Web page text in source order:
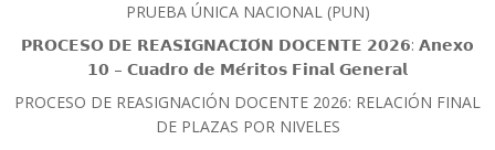
PRUEBA ÚNICA NACIONAL (PUN)
𝗣𝗥𝗢𝗖𝗘𝗦𝗢 𝗗𝗘 𝗥𝗘𝗔𝗦𝗜𝗚𝗡𝗔𝗖𝗜𝗢́𝗡 𝗗𝗢𝗖𝗘𝗡𝗧𝗘 𝟮𝟬𝟮𝟲: 𝗔𝗻𝗲𝘅𝗼
𝟭𝟬 – 𝗖𝘂𝗮𝗱𝗿𝗼 𝗱𝗲 𝗠𝗲́𝗿𝗶𝘁𝗼𝘀 𝗙𝗶𝗻𝗮𝗹 𝗚𝗲𝗻𝗲𝗿𝗮𝗹
PROCESO DE REASIGNACIÓN DOCENTE 2026: RELACIÓN FINAL
DE PLAZAS POR NIVELES